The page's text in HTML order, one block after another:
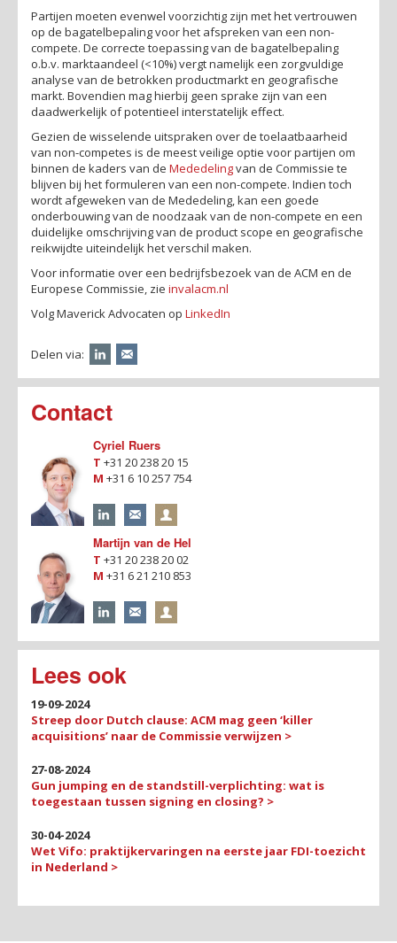
Partijen moeten evenwel voorzichtig zijn met het vertrouwen
op de bagatelbepaling voor het afspreken van een non-
compete. De correcte toepassing van de bagatelbepaling
o.b.v. marktaandeel (<10%) vergt namelijk een zorgvuldige
analyse van de betrokken productmarkt en geografische
markt. Bovendien mag hierbij geen sprake zijn van een
daadwerkelijk of potentieel interstatelijk effect.
Gezien de wisselende uitspraken over de toelaatbaarheid
van non-competes is de meest veilige optie voor partijen om
binnen de kaders van de Mededelingvan de Commissie te
blijven bij het formuleren van een non-compete. Indien toch
wordt afgeweken van de Mededeling, kan een goede
onderbouwing van de noodzaak van de non-compete en een
duidelijke omschrijving van de product scope en geografische
reikwijdte uiteindelijk het verschil maken.
Voor informatie over een bedrijfsbezoek van de ACM en de
Europese Commissie, zie invalacm.nl
Volg Maverick Advocaten op LinkedIn
Delen via:
Contact
Cyriel Ruers
T +31 20 238 20 15
M +31 6 10 257 754
Martijn van de Hel
T +31 20 238 20 02
M +31 6 21 210 853
Lees ook
19-09-2024
Streep door Dutch clause: ACM mag geen ‘killer
acquisitions’ naar de Commissie verwijzen >
27-08-2024
Gun jumping en de standstill-verplichting: wat is
toegestaan tussen signing en closing? >
30-04-2024
Wet Vifo: praktijkervaringen na eerste jaar FDI-toezicht
in Nederland >